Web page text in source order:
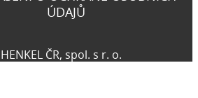
ÚDAJŮ
ČR, spol. s r. o.